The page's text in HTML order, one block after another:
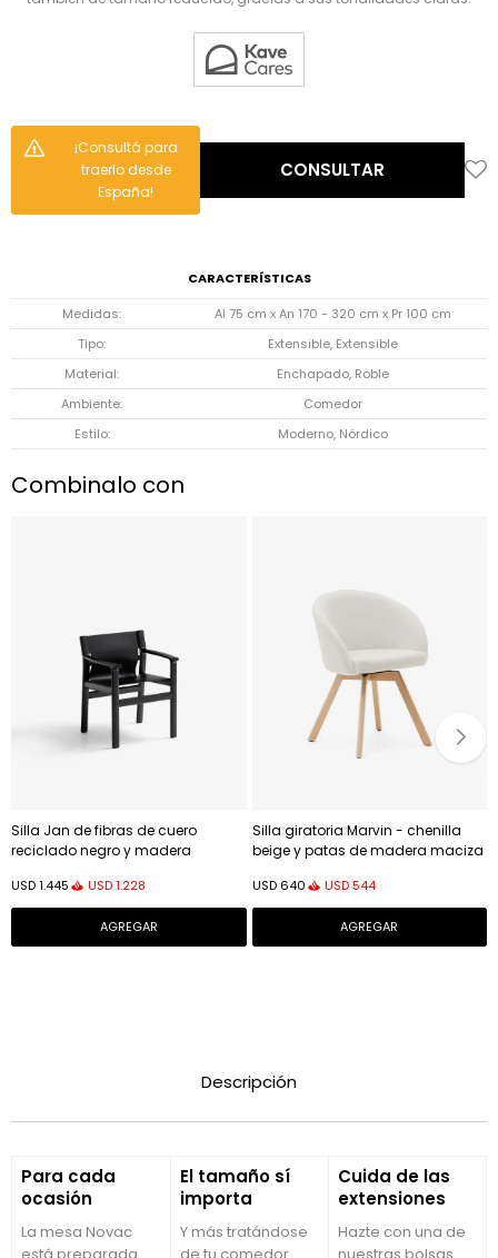
¡Consultá para
traerlo desde
España!
CONSULTAR
CARACTERÍSTICAS
Medidas
Al 75 cm x An 170 - 320 cm x Pr 100 cm
Tipo
Extensible, Extensible
Material
Enchapado, Roble
Ambiente
Comedor
Estilo
Moderno, Nórdico
Combinalo con
Silla Jan de fibras de cuero
reciclado negro y madera
negro FSC 100%
USD1.445 USD1.228
Silla giratoria Marvin - chenilla
beige y patas de madera maciza
USD 640 USD 544
Descripción
Para cada
ocasión
La mesa Novac
El tamaño sí
importa
Y más tratándose
Cuida de las
extensiones
Hazte con una de